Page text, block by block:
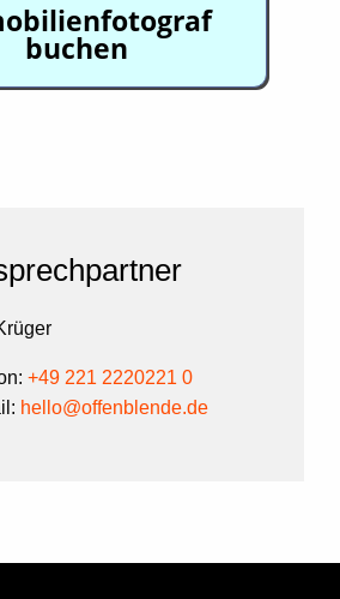
buchen
+49 221 2220221 0
hello@offenblende.de